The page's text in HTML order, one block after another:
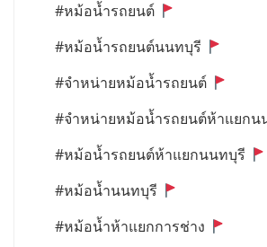
#หม้อน้ำรถยนต์
#หม้อน้ำรถยนต์นนทบุรี
#จำหน่ายหม้อน้ำรถยนต์
#จำหน่ายหม้อน้ำรถยนต์ห้าแยกน
#หม้อน้ำรถยนต์ห้าแยกนนทบุรี
#หม้อน้ำนนทบุรี
#หม้อน้ำห้าแยกการช่าง